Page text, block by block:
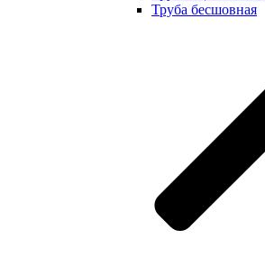
Труба бесшовная